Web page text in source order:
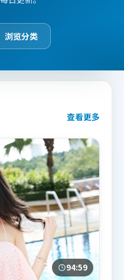
浏览分类
查看更多
94:59